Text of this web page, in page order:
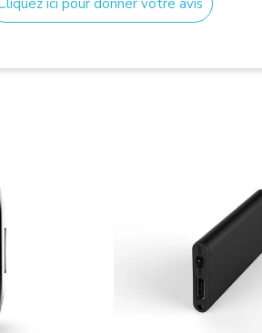
ici pour donner votre avis